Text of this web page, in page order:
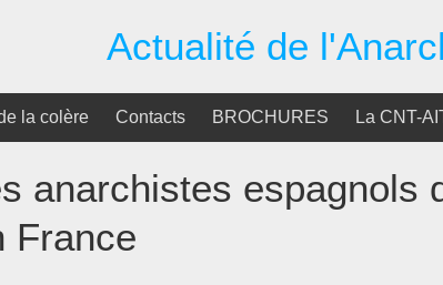
Actualité de
la colère Contacts BROCHURES La CNT-
anarchistes espagnols
France